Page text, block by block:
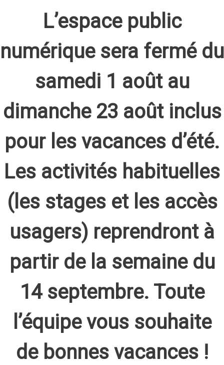
L’espace public
numérique sera fermé du
samedi 1 août au
dimanche 23 août inclus
pour les vacances d’été.
Les activités habituelles
(les stages et les accès
usagers) reprendront à
partir de la semaine du
14 septembre. Toute
l’équipe vous souhaite
de bonnes vacances !